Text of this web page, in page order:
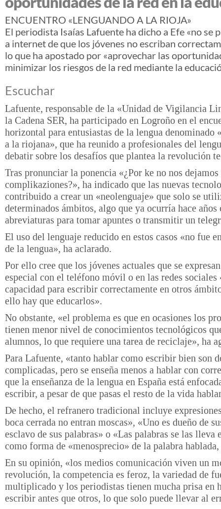
ENCUENTRO «LENGUANDO A LA RIOJA»
El periodista Isaías Lafuente ha dicho a Efe «no se
a internet de que los jóvenes no escriban
lo que ha apostado por «aprovechar las
minimizar los riesgos de la red mediante la
Escuchar
Lafuente, responsable de la «Unidad de Vigilancia
la Cadena SER, ha participado en Logroño en el
horizontal para entusiastas de la lengua denominado
a la riojana», que ha reunido a profesionales del
debatir sobre los desafíos que plantea la revolución
Tras pronunciar la ponencia «¿Por ke no nos dejamos
complikaziones?», ha indicado que las nuevas
contribuido a crear un «neolenguaje» que solo se
determinados ámbitos, algo que ya ocurría hace años
abreviaturas para tomar apuntes o transmitir un
El uso del lenguaje reducido en estos casos «no fue
de la lengua», ha aclarado.
Por ello cree que los jóvenes actuales que se
especial con el teléfono móvil o en las redes sociales
capacidad para escribir correctamente en otros
ello hay que educarlos».
No obstante, «el problema es que en ocasiones los
tienen menor nivel de conocimientos tecnológicos
alumnos, lo que requiere una tarea de reciclaje», ha
Para Lafuente, «tanto hablar como escribir bien son
complicadas, pero se enseña menos a hablar con
que la enseñanza de la lengua en España está
escribir, a pesar de que pasas el resto de la vida
De hecho, el refranero tradicional incluye
boca cerrada no entran moscas», «Uno es dueño de
esclavo de sus palabras» o «Las palabras se las lleva
como forma de «menosprecio» de la palabra
En su opinión, «los medios comunicación viven un
revolución, la competencia es feroz, la variedad de
multiplicado y los periodistas tienen mucha prisa en
escribir antes que otros, lo que solo puede llevar al